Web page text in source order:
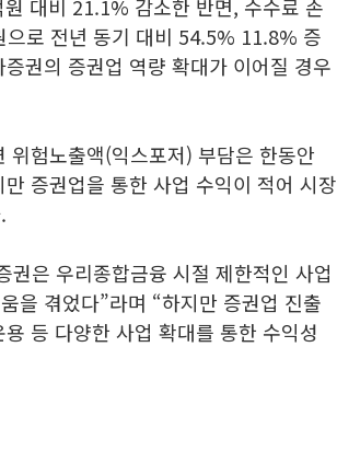
대비 21.1% 감소한 반면, 수수료 손
로 전년 동기 대비 54.5% 11.8% 증
권의 증권업 역량 확대가 이어질 경우
험노출액(익스포저) 부담은 한동안
증권업을 통한 사업 수익이 적어 시장
은 우리종합금융 시절 제한적인 사업
을 겪었다”라며 “하지만 증권업 진출
등 다양한 사업 확대를 통한 수익성